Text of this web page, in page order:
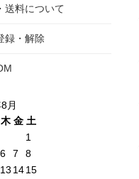
送料について
録・解除
月
木 金 土
1
6 7
8
13 1415